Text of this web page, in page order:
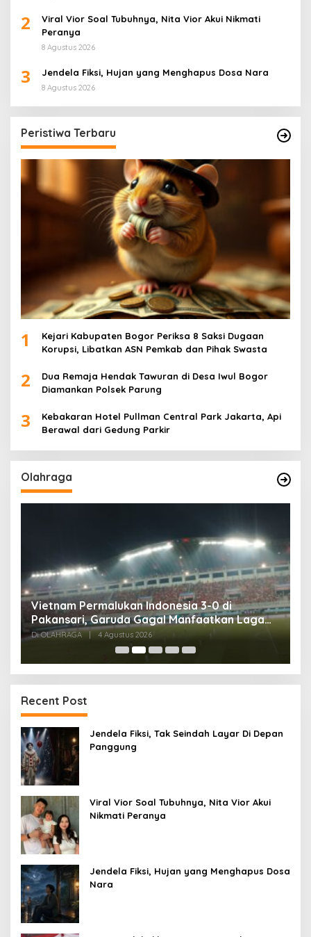
2
Viral Vior Soal Tubuhnya, Nita Vior Akui Nikmati
Peranya
8 Agustus 2026
3 Jendela Fiksi, Hujan yang Menghapus Dosa Nara
8 Agustus 2026
Peristiwa Terbaru
1
Kejari Kabupaten Bogor Periksa 8 Saksi Dugaan
Korupsi, Libatkan ASN Pemkab dan Pihak Swasta
2
Dua Remaja Hendak Tawuran di Desa Iwul Bogor
Diamankan Polsek Parung
3
Kebakaran Hotel Pullman Central Park Jakarta, Api
Berawal dari Gedung Parkir
Olahraga
Vietnam Permalukan Indonesia 3-0 di
Pakansari, Garuda Gagal Manfaatkan Laga
Kandang
Di OLAHRAGA | 4 Agustus 2026
Recent Post
Jendela Fiksi, Tak Seindah Layar Di Depan
Panggung
Viral Vior Soal Tubuhnya, Nita Vior Akui
Nikmati Peranya
Jendela Fiksi, Hujan yang Menghapus Dosa
Nara